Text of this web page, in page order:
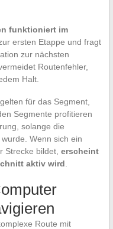
funktioniert im
ersten Etappe und fragt
zur nächsten
Routenfehler,
Halt.
für das Segment,
Segmente profitieren
solange die
Wenn sich ein
Strecke bildet, erscheint
aktiv wird
Route mit